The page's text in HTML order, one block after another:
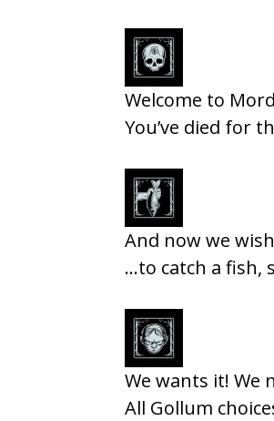
Welcome to
You’ve died for
And now we
…to catch a fish,
We wants it! We
All Gollum